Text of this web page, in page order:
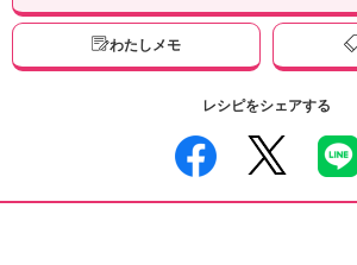
わたしメモ
レシピをシェアする